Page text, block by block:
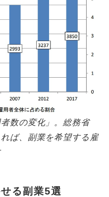
数の変化」。総務省
ば、副業を希望する雇
る副業5選